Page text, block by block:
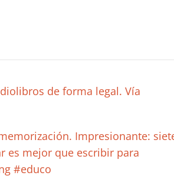
de forma legal. Vía
Impresionante:
es mejor que escribir para
#educo